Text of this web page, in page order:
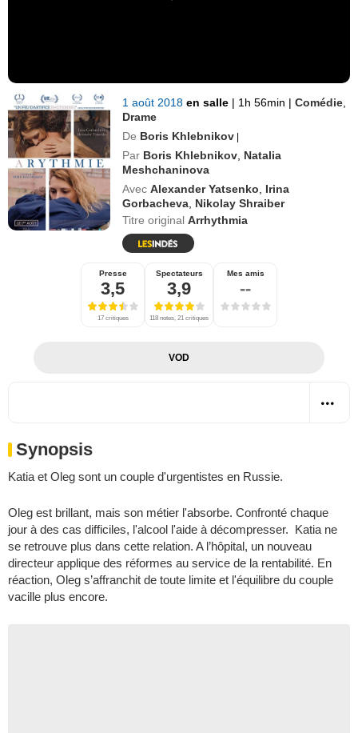
1 août 2018en salle | 1h 56min | Comédie
Drame
De Boris Khlebnikov |
Par Boris Khlebnikov Natalia
Meshchaninova
Avec Alexander Yatsenko
Irina
Gorbacheva Nikolay Shraiber
Titre originalArrhythmia
Presse
3,5
17 critiques
Spectateurs
3,9
118 notes, 21 critiques
Mes amis
--
VOD
Synopsis
Katia et Oleg sont un couple d'urgentistes en Russie.
Oleg est brillant, mais son métier l'absorbe. Confronté chaque
jour à des cas difficiles, l'alcool l'aide à décompresser. Katia ne
se retrouve plus dans cette relation. A l’hôpital, un nouveau
directeur applique des réformes au service de la rentabilité. En
réaction, Oleg s’affranchit de toute limite et l'équilibre du couple
vacille plus encore.